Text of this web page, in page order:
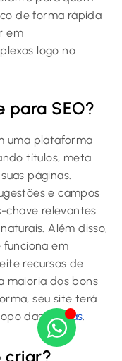
de forma rápida
em
logo no
para SEO?
uma plataforma
títulos, meta
páginas.
e campos
chave relevantes
Além disso,
funciona em
recursos de
maioria dos bons
seu site terá
das buscas.
criar?